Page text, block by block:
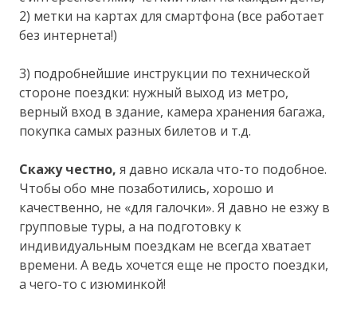
2) метки на картах для смартфона (все работает
без интернета!)
3) подробнейшие инструкции по технической
стороне поездки: нужный выход из метро,
верный вход в здание, камера хранения багажа,
покупка самых разных билетов и т.д.
Скажу честно, я давно искала что-то подобное.
Чтобы обо мне позаботились, хорошо и
качественно, не «для галочки». Я давно не езжу в
групповые туры, а на подготовку к
индивидуальным поездкам не всегда хватает
времени. А ведь хочется еще не просто поездки,
а чего-то с изюминкой!